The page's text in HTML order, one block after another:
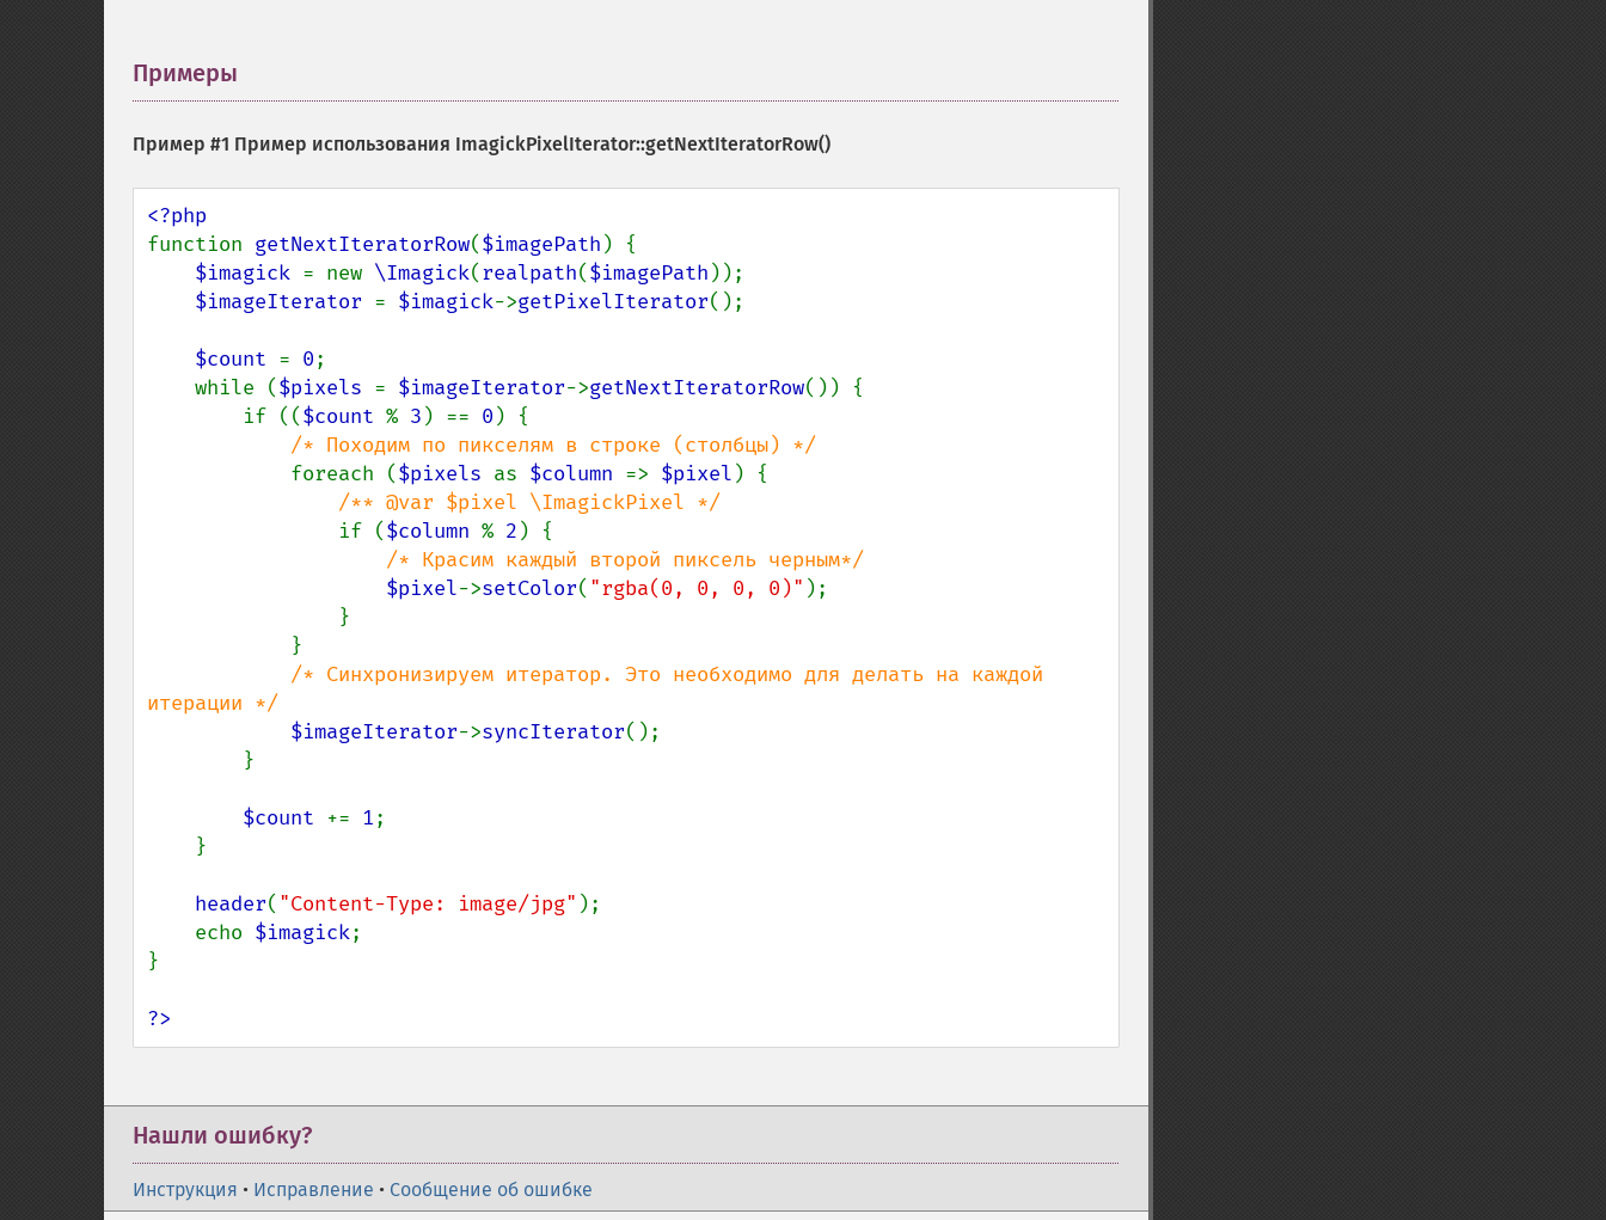
Примеры
Пример #1 Пример использования ImagickPixelIterator::getNextIteratorRow()
function getNextIteratorRow($imagePath ) {
$imagick = new \Imagick(realpath($imagePath ));
$imageIterator = $imagick->getPixelIterator();
$count = 0;
    while (
$pixels = $imageIterator->getNextIteratorRow()) {
        if ((
$count % 3 ) == 0 ) {
/* Походим по пикселям в строке (столбцы) */
foreach ($pixels as $column => $pixel ) {
/** @var $pixel \ImagickPixel */
if ($column % 2 ) {
/* Красим каждый второй пиксель черным*/
$pixel->setColor( "rgba(0, 0, 0, 0)" );
/* Синхронизируем итератор. Это необходимо для делать на каждой
итерации */
$imageIterator->syncIterator();
$count += 1;
header( "Content-Type: image/jpg" );
    echo
$imagick;
}
?>
Нашли ошибку?
Инструкция • Исправление • Сообщение об ошибке